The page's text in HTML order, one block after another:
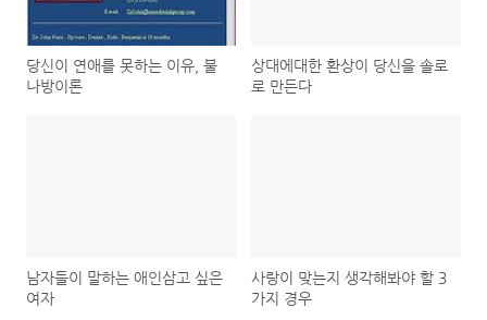
당신이 연애를 못하는 이유, 불
나방이론
상대에대한 환상이 당신을 솔로
로 만든다
남자들이 말하는 애인삼고 싶은
여자
사랑이 맞는지 생각해봐야 할 3
가지 경우